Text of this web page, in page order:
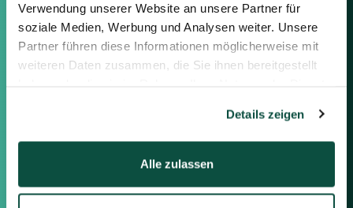
Verwendung unserer Website an unsere Partner für
soziale Medien, Werbung und Analysen weiter. Unsere
Partner führen diese Informationen möglicherweise mit
weiteren Daten zusammen, die Sie ihnen bereitgestellt
Details zeigen
Alle zulassen
Berlin
Frankfurt
München
Saxenhammer Corporate Finance GmbH
+49 30 755 40 87-0